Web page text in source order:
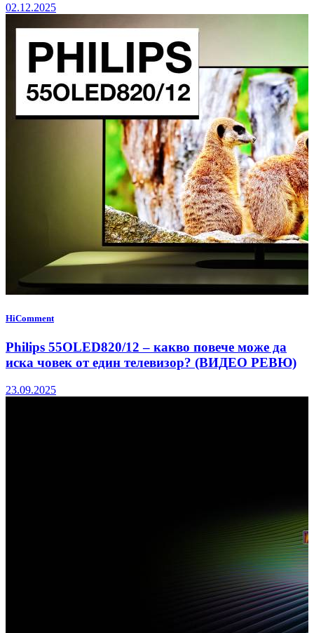
02.12.2025
HiComment
Philips 55OLED820/12 – какво повече може да
иска човек от един телевизор? (ВИДЕО РЕВЮ)
23.09.2025